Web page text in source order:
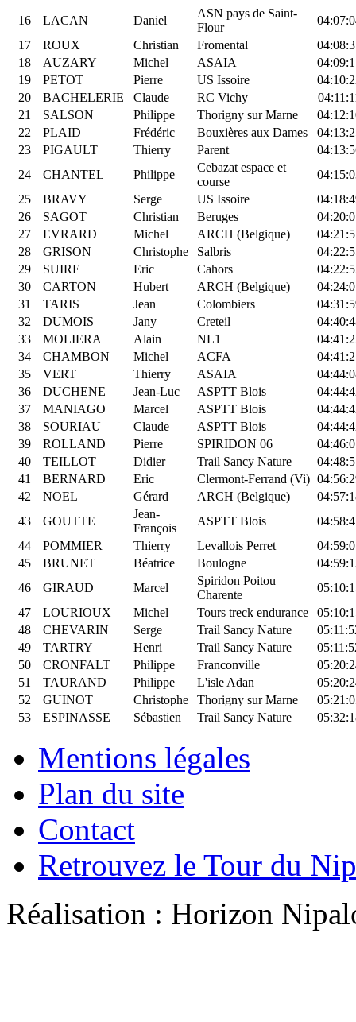
16
LACAN Daniel
ASN pays de Saint-
Flour
17
ROUX Christian Fromental
18
AUZARY Michel ASAIA
19
PETOT Pierre US Issoire
20
BACHELERIE Claude RC Vichy
21
SALSON Philippe Thorigny sur Marne
22
PLAID Frédéric Bouxières aux Dames
23
PIGAULT Thierry Parent
24
CHANTEL Philippe
Cebazat espace et
course
25
BRAVY Serge US Issoire
26
SAGOT Christian Beruges
27
EVRARD Michel ARCH (Belgique)
28
GRISON Christophe Salbris
29
SUIRE Eric Cahors
30
CARTON Hubert ARCH (Belgique)
31
TARIS Jean Colombiers
32
DUMOIS Jany Creteil
33
MOLIERA Alain NL1
34
CHAMBON Michel ACFA
35
VERT Thierry ASAIA
36
DUCHENE Jean-Luc ASPTT Blois
37
MANIAGO Marcel ASPTT Blois
38
SOURIAU Claude ASPTT Blois
39
ROLLAND Pierre SPIRIDON 06
40
TEILLOT Didier Trail Sancy Nature
41
BERNARD Eric Clermont-Ferrand (Vi)
42
NOEL Gérard ARCH (Belgique)
43
GOUTTE
Jean-
François
ASPTT Blois
44
POMMIER Thierry Levallois Perret
45
BRUNET Béatrice Boulogne
46
GIRAUD Marcel
Spiridon Poitou
Charente
47
LOURIOUX Michel Tours treck endurance
48
CHEVARIN Serge Trail Sancy Nature
49
TARTRY Henri Trail Sancy Nature
50
CRONFALT Philippe Franconville
51
TAURAND Philippe L'isle Adan
52
GUINOT Christophe Thorigny sur Marne
53
ESPINASSE Sébastien Trail Sancy Nature
Mentions légales
Plan du site
Contact
Retrouvez le Tour du
Réalisation : Horizon